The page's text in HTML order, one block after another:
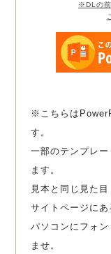
※DLの前
※こちらは
す。
一部のテンプレ
ます。
見本と同じ見た
サイトページに
パソコンにフォ
ませ。